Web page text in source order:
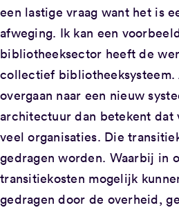
een lastige vraag want het is
afweging. Ik kan een
bibliotheeksector heeft de
collectief bibliotheeksysteem.
overgaan naar een nieuw
architectuur dan betekent dat
veel organisaties. Die
gedragen worden. Waarbij in
transitiekosten mogelijk
gedragen door de overheid,